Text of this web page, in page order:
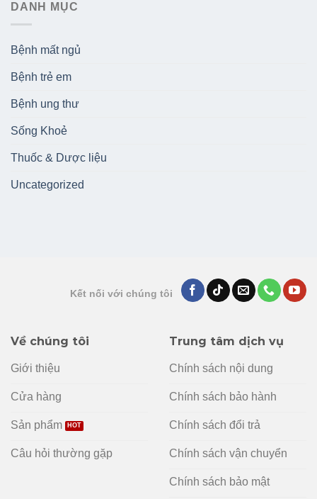
DANH MỤC
Bệnh mất ngủ
Bệnh trẻ em
Bệnh ung thư
Sống Khoẻ
Thuốc & Dược liệu
Uncategorized
Kết nối với chúng tôi
Về chúng tôi
Giới thiệu
Cửa hàng
Sản phẩm
Câu hỏi thường gặp
Trung tâm dịch vụ
Chính sách nội dung
Chính sách bảo hành
Chính sách đổi trả
Chính sách vận chuyển
Chính sách bảo mật